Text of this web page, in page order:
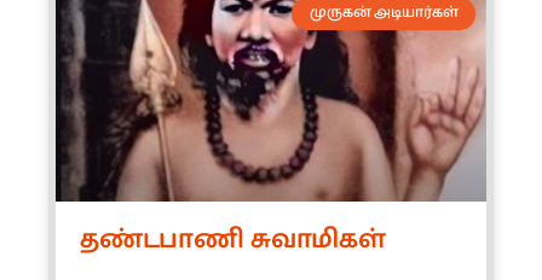
முருகன் அடியார்கள்
தண்டபாணி சுவாமிகள்